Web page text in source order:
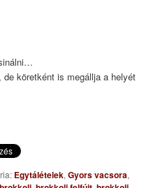
de köretként is megállja a helyét
Egytálételek,Gyors vacsora,